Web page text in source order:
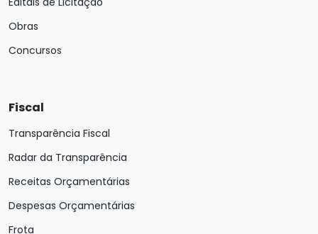
Obras
Concursos
Fiscal
Transparência Fiscal
Radar da Transparência
Receitas Orçamentárias
Despesas Orçamentárias
Frota